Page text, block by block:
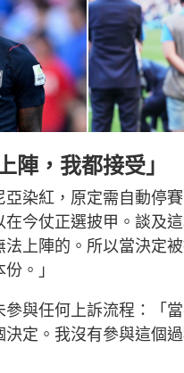
陣，我都接受」
亞染紅，原定需自動停
今仗正選披甲。談及
法上陣的。所以當決定
。」
與任何上訴流程：「
定。我沒有參與這個